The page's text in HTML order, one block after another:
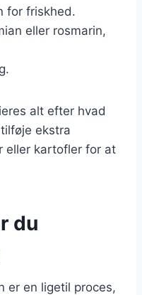
for friskhed.
eller rosmarin,
alt efter hvad
ekstra
eller kartofler for at
du
er en ligetil proces,